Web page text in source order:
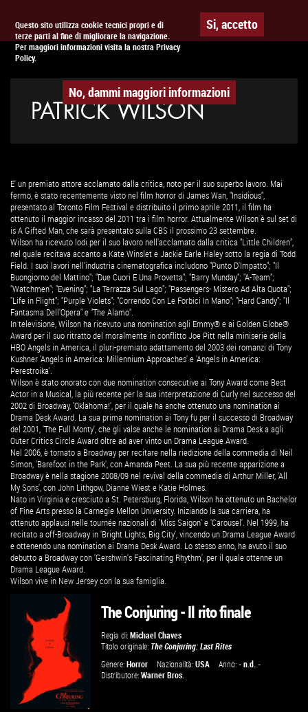
Questo sito utilizza cookie tecnici propri e di
terze parti al fine di migliorare la navigazione.
Per maggiori informazioni visita la nostra Privacy
Policy.
Si, accetto
No, dammi maggiori informazioni
APPUNTAMENTO AL CINEMA
PATRICK WILSON
E' un premiato attore acclamato dalla critica, noto per il suo superbo lavoro. Mai
fermo, è stato recentemente visto nel film horror di James Wan, "Insidious",
presentato al Toronto Film Festival e distribuito il primo aprile 2011, il film ha
ottenuto il maggior incasso del 2011 tra i film horror. Attualmente Wilson è sul set di
is A Gifted Man, che sarà presentato sulla CBS il prossimo 23 settembre.
Wilson ha ricevuto lodi per il suo lavoro nell'acclamato dalla critica "Little Children",
nel quale recitava accanto a Kate Winslet e Jackie Earle Haley sotto la regia di Todd
Field. I suoi lavori nell'industria cinematografica includono "Punto D'Impatto"; "Il
Buongiorno del Mattino"; "Due Cuori E Una Provetta"; "Barry Munday"; "A-Team";
"Watchmen"; "Evening"; "La Terrazza Sul Lago"; "Passengers- Mistero Ad Alta Quota";
"Life in Flight"; "Purple Violets"; "Correndo Con Le Forbici In Mano"; "Hard Candy"; "Il
Fantasma Dell'Opera" e "The Alamo".
In televisione, Wilson ha ricevuto una nomination agli Emmy® e ai Golden Globe®
Award per il suo ritratto del moralmente in conflitto Joe Pitt nella miniserie della
HBO Angels in America, il pluri-premiato adattamento del 2003 dei romanzi di Tony
Kushner 'Angels in America: Millennium Approaches' e 'Angels in America:
Perestroika'.
Wilson è stato onorato con due nomination consecutive ai Tony Award come Best
Actor in a Musical, la più recente per la sua interpretazione di Curly nel successo del
2002 di Broadway, 'Oklahoma!', per il quale ha anche ottenuto una nomination ai
Drama Desk Award. La sua prima nomination ai Tony fu per il successo di Broadway
del 2001, 'The Full Monty', che gli valse anche le nomination ai Drama Desk a agli
Outer Critics Circle Award oltre ad aver vinto un Drama League Award.
Nel 2006, è tornato a Broadway per recitare nella riedizione della commedia di Neil
Simon, 'Barefoot in the Park', con Amanda Peet. La sua più recente apparizione a
Broadway è nella stagione 2008/09 nel revival della commedia di Arthur Miller, 'All
My Sons', con John Lithgow, Dianne Wiest e Katie Holmes.
Nato in Virginia e cresciuto a St. Petersburg, Florida, Wilson ha ottenuto un Bachelor
of Fine Arts presso la Carnegie Mellon University. Iniziando la sua carriera, ha
ottenuto applausi nelle tournée nazionali di 'Miss Saigon' e 'Carousel'. Nel 1999, ha
recitato a off-Broadway in 'Bright Lights, Big City', vincendo un Drama League Award
e ottenendo una nomination ai Drama Desk Award. Lo stesso anno, ha avuto il suo
debutto a Broadway con 'Gershwin's Fascinating Rhythm', per il quale ottenne un
Drama League Award.
Wilson vive in New Jersey con la sua famiglia.
The Conjuring - Il rito finale
Regia di:Michael Chaves
Titolo originale: The Conjuring: Last Rites
Genere:Horror Nazionalità:USA Anno:- n.d. -
Distributore:Warner Bros.